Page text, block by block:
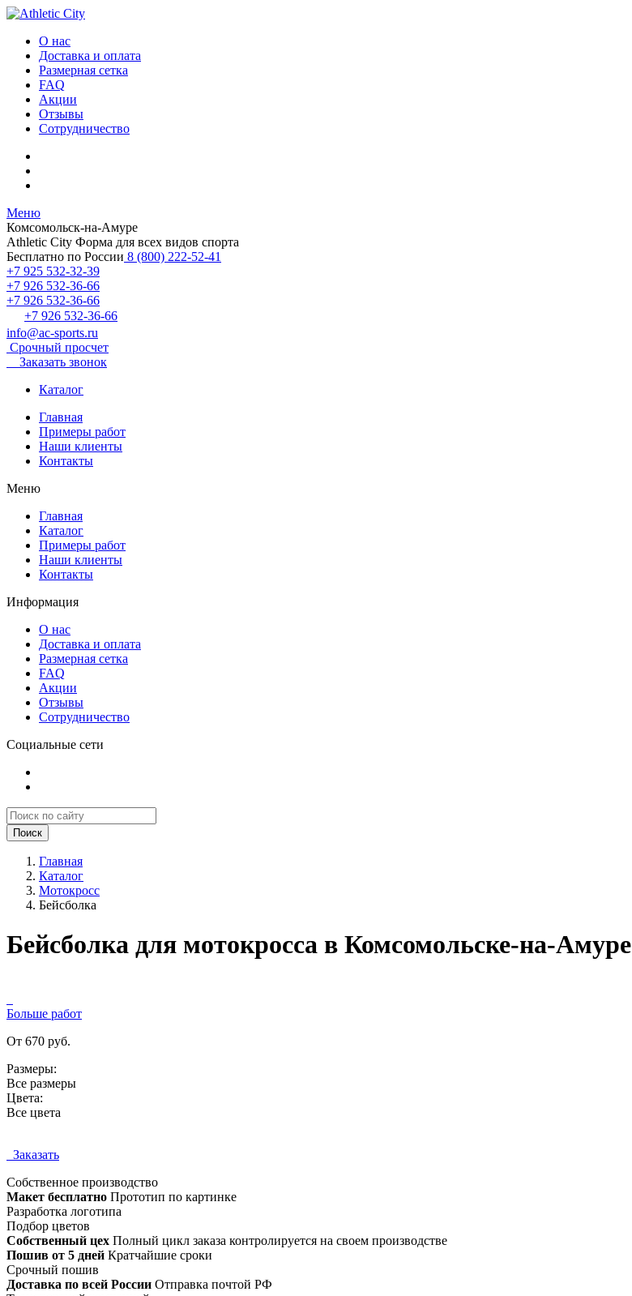
О нас
Доставка и оплата
Размерная сетка
FAQ
Акции
Отзывы
Сотрудничество
Меню
Комсомольск-на-Амуре
Athletic City Форма для всех видов спорта
Бесплатно по России 8 (800) 222-52-41
+7 925 532-32-39
+7 926 532-36-66
+7 926 532-36-66
+7 926 532-36-66
info@ac-sports.ru
Срочный просчет
Заказать звонок
Каталог
Главная
Примеры работ
Наши клиенты
Контакты
Меню
Главная
Каталог
Примеры работ
Наши клиенты
Контакты
Информация
О нас
Доставка и оплата
Размерная сетка
FAQ
Акции
Отзывы
Сотрудничество
Социальные сети
Поиск
Главная
Каталог
Мотокросс
Бейсболка
Бейсболка для мотокросса в Комсомольске-на-Амуре
Больше работ
От 670 руб.
Размеры:
Все размеры
Цвета:
Все цвета
Заказать
Собственное производство
Макет бесплатно Прототип по картинке
Разработка логотипа
Подбор цветов
Собственный цех Полный цикл заказа контролируется на своем производстве
Пошив от 5 дней Кратчайшие сроки
Срочный пошив
Доставка по всей России Отправка почтой РФ